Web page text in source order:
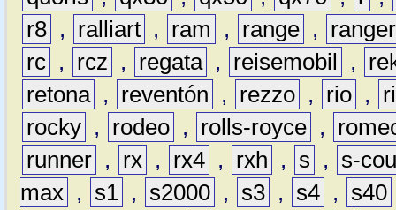
r8 , ralliart , ram , range ,
ranger
rc , rcz , regata , reisemobil ,
retona , reventón , rezzo , rio ,
rocky , rodeo , rolls-royce ,
runner , rx , rx4 , rxh , s ,
s-
max , s1 , s2000 , s3 , s4 , s40